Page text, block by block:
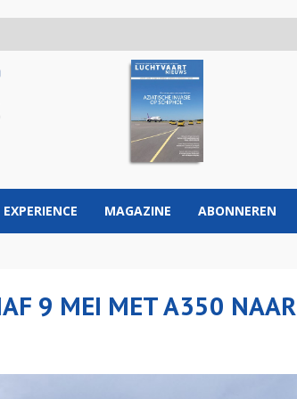
EXPERIENCE MAGAZINE ABONNEREN
9 MEI MET A350 NAAR